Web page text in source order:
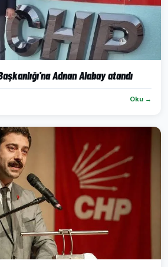
Adnan Alabay atandı
Oku →